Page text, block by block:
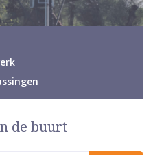
de buurt